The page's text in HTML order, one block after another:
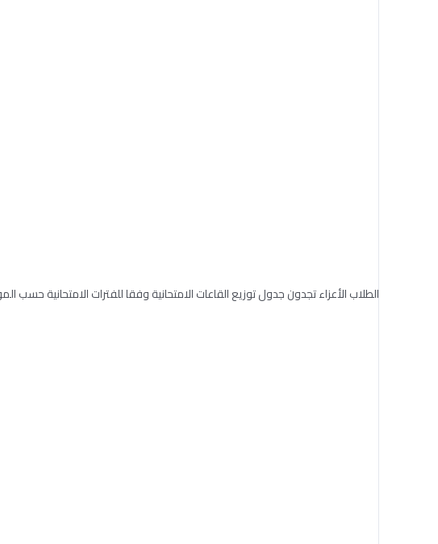
الطلاب الأعزاء تجدون جدول توزيع القاعات الامتحانية وفقا للفترات الامتحانية حسب